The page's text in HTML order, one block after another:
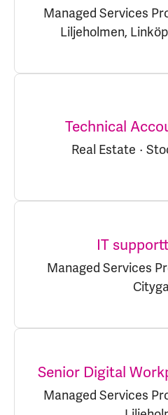
Managed Services
Liljeholmen,
Technical
Real Estate ·
IT
Managed Services
Senior Digital
Managed Services